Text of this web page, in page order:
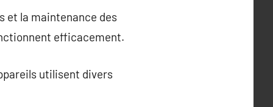
et la maintenance des
efficacement.
utilisent divers